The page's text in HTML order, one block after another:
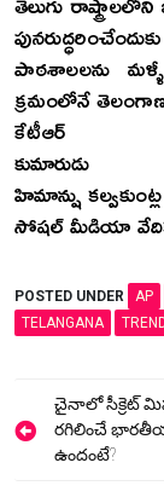
పాఠశాలలను మళ్ళీ
క్రమంలోనే
కేటీఆర్
కుమారుడు
హిమాన్షు కల్వకుంట్ల
సోషల్ మీడియా
POSTED UNDER AP
TELANGANA
Postచైనాలో సీక్రెట్
రగిలించే
ఉందంటే?